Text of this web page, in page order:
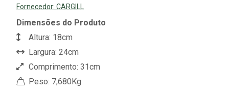
Fornecedor: CARGILL
Dimensões do Produto
Altura: 18cm
Largura: 24cm
Comprimento: 31cm
Peso: 7,680Kg